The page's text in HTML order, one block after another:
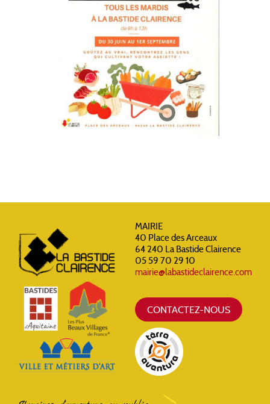
MAIRIE
40 Place des Arceaux
64 240 La Bastide Clairence
05 59 70 29 10
mairie@labastideclairence.com
CONTACTEZ-NOUS